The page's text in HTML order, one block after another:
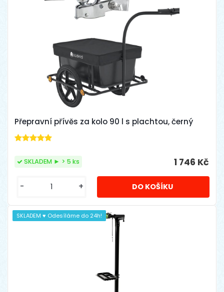
Přepravní přívěs za kolo 90 l s plachtou, černý
1 746 Kč
SKLADEM ► > 5 ks
- +
SKLADEM ♥ Odesíláme do 24h!